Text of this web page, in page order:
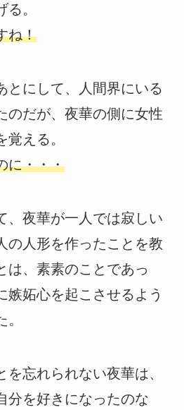
。
ね！
とにして、人間界にいる
のだが、夜華の側に女性
える。
に・・・
、夜華が一人では寂しい
の人形を作ったことを教
は、素素のことであっ
嫉妬心を起こさせるよう
忘れられない夜華は、
分を好きになったのな